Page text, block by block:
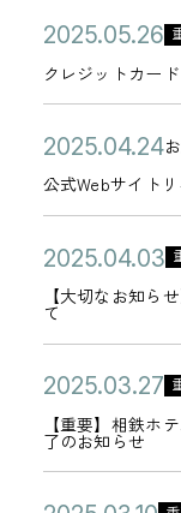
月
2
3
日
お
知
ら
せ
年
0
8
月
1
2
日
リ
ー
ノ
キ
オ
相
鉄
フ
レ
ッ
サ
ン
北
浜
店
クレジットカー
公
開
日
2
0
2
5
年
5
月
2
6
日
カ
テ
リ
ー
ク
レ
ジ
ッ
ト
カ
ー
ド
ご
利
用
時
の
公式Webサイト
公
開
日
2
0
2
5
年
0
4
月
2
4
カ
テ
リ
ー
公
式
W
e
b
サ
イ
ト
リ
ニ
【大切なお知ら
て
公
開
日
2
0
2
年
0
4
月
カ
テ
ゴ
リ
ー
【
大
切
お
知
ら
せ
【重要】相鉄ホ
了のお知らせ
公
開
日
2
0
2
カ
テ
ゴ
【
重
要